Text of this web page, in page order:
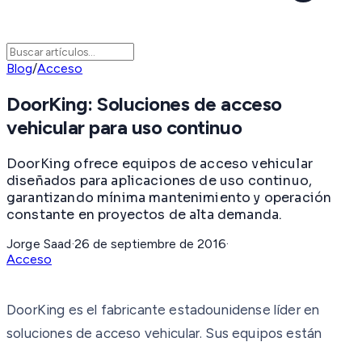
Blog/Acceso
DoorKing: Soluciones de acceso
vehicular para uso continuo
DoorKing ofrece equipos de acceso vehicular
diseñados para aplicaciones de uso continuo,
garantizando mínima mantenimiento y operación
constante en proyectos de alta demanda.
Jorge Saad·26 de septiembre de 2016·
Acceso
DoorKing es el fabricante estadounidense líder en
soluciones de acceso vehicular. Sus equipos están